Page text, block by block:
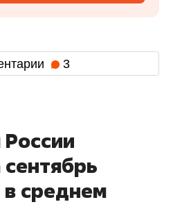
3
сентябрь
среднем